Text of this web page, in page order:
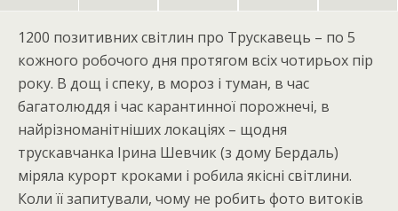
1200 позитивних світлин про Трускавець – по 5
кожного робочого дня протягом всіх чотирьох пір
року. В дощ і спеку, в мороз і туман, в час
багатолюддя і час карантинної порожнечі, в
найрізноманітніших локаціях – щодня
трускавчанка Ірина Шевчик (з дому Бердаль)
міряла курорт кроками і робила якісні світлини.
Коли її запитували, чому не робить фото витоків